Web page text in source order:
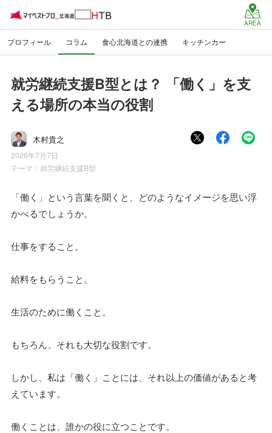
AREA
プロフィール コラム 食心北海道との連携 キッチンカー
就労継続支援B型とは？ 「働く」を支
える場所の本当の役割
木村貴之
2026年7月7日
テーマ： 就労継続支援B型
「働く」という言葉を聞くと、どのようなイメージを思い浮
かべるでしょうか。
仕事をすること。
給料をもらうこと。
生活のために働くこと。
もちろん、それも大切な役割です。
しかし、私は「働く」ことには、それ以上の価値があると考
えています。
働くことは、誰かの役に立つことです。